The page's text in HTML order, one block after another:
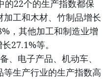
的22个的生产指数都保
工和木材、竹制品增长
，其他加工和制造业增
27.1%等。
、电子产品、机动车、
生产行业的生产指数高